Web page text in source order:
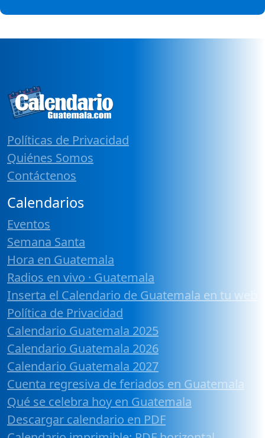
Políticas de Privacidad
Quiénes Somos
Contáctenos
Calendarios
Eventos
Semana Santa
Hora en Guatemala
Radios en vivo · Guatemala
Inserta el Calendario de Guatemala en tu web
Política de Privacidad
Calendario Guatemala 2025
Calendario Guatemala 2026
Calendario Guatemala 2027
Cuenta regresiva de feriados en Guatemala
Qué se celebra hoy en Guatemala
Descargar calendario en PDF